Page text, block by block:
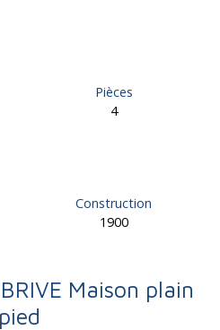
Pièces
4
Construction
1900
Maison plain
pied